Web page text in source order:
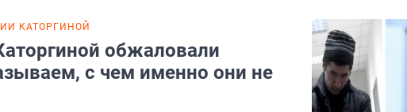
КАТОРГИНОЙ
обжаловали
с чем именно они не